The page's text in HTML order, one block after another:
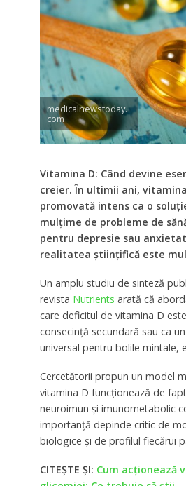
medicalnewstoday.
com
Vitamina D: Când devine
creier. În ultimii ani,
promovată intens ca o
mulțime de probleme de
pentru depresie sau
realitatea științifică este
Un amplu studiu de sinteză
revista Nutrients arată că
care deficitul de vitamina D
consecință secundară sau ca
universal pentru bolile mintale,
Cercetătorii propun un model
vitamina D funcționează de
neuroimun și imunometabolic
importanță depinde critic de
biologice și de profilul fiecărui
CITEȘTE ȘI: Cum acționează